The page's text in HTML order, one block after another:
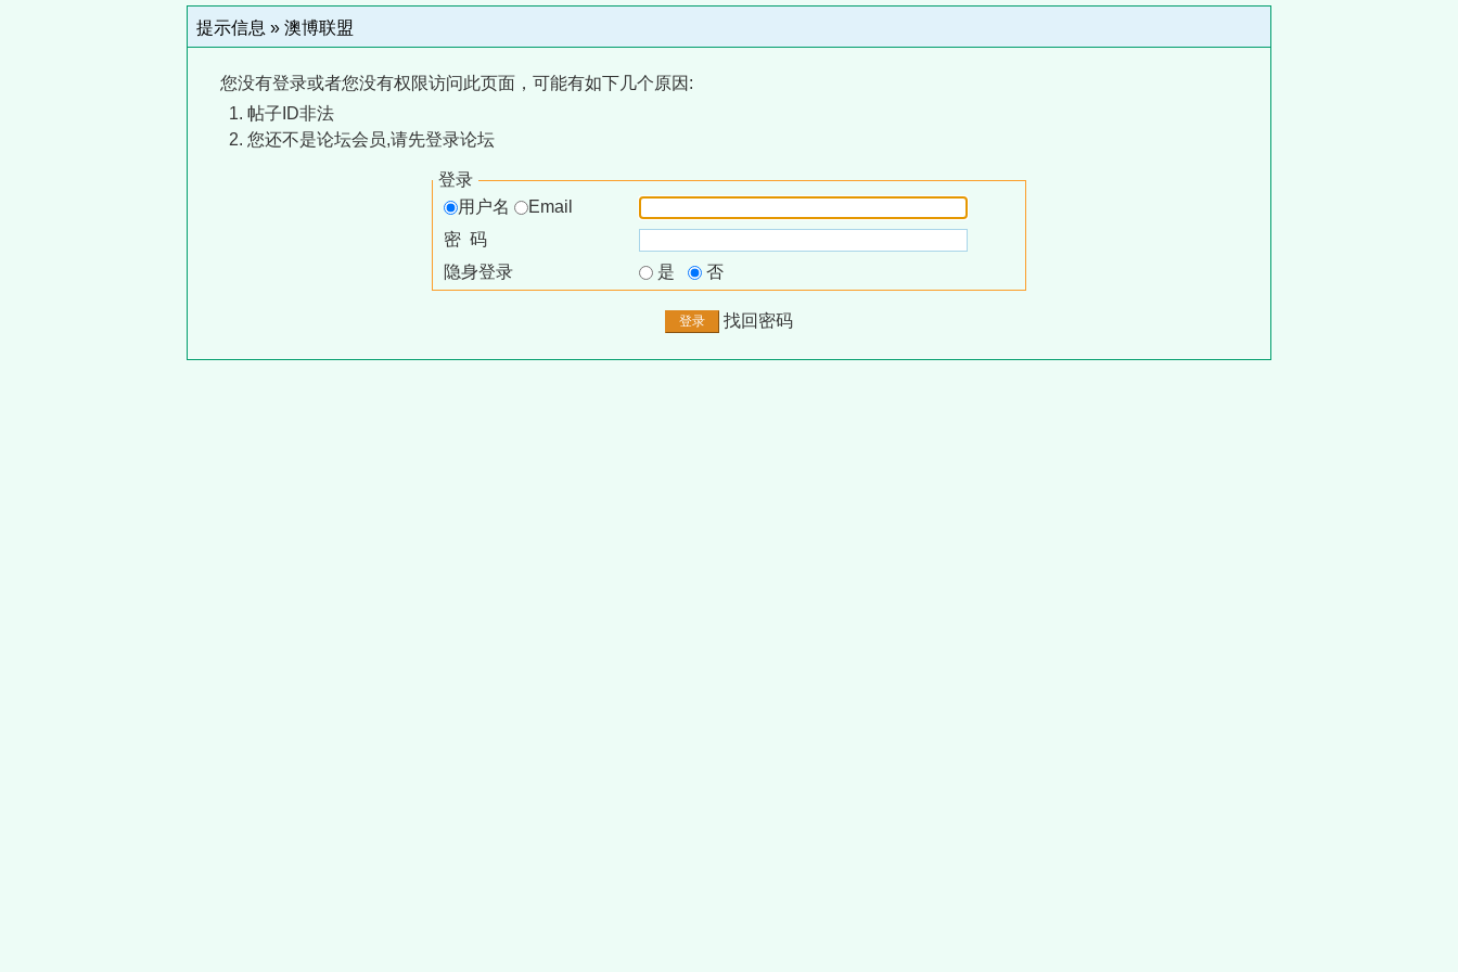
提示信息 » 澳博联盟
您没有登录或者您没有权限访问此页面，可能有如下几个原因:
帖子ID非法
您还不是论坛会员,请先登录论坛
登录
用户名
Email
密 码
隐身登录
是 否
找回密码